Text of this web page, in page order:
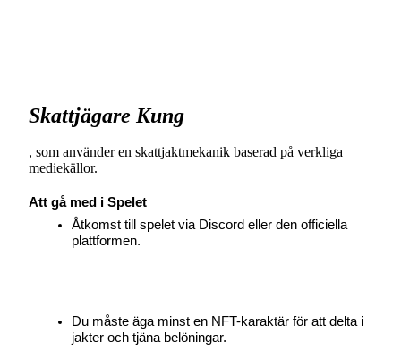
Skattjägare Kung
, som använder en skattjaktmekanik baserad på verkliga
mediekällor.
Att gå med i Spelet
Åtkomst till spelet via Discord eller den officiella
plattformen.
Du måste äga minst en NFT-karaktär för att delta i
jakter och tjäna belöningar.